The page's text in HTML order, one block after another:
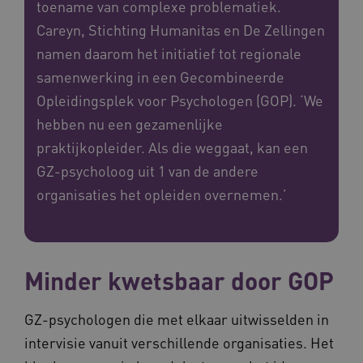
toename van complexe problematiek.
Careyn, Stichting Humanitas en De Zellingen
namen daarom het initiatief tot regionale
samenwerking in een Gecombineerde
Opleidingsplek voor Psychologen (GOP). ‘We
hebben nu een gezamenlijke
praktijkopleider. Als die weggaat, kan een
GZ-psycholoog uit 1 van de andere
organisaties het opleiden overnemen.’
Minder kwetsbaar door GOP
GZ-psychologen die met elkaar uitwisselden in
intervisie vanuit verschillende organisaties. Het